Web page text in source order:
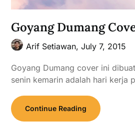
Goyang Dumang
Arif Setiawan,July 7, 2015
Goyang Dumang cover ini
senin kemarin adalah hari kerja
Continue Reading